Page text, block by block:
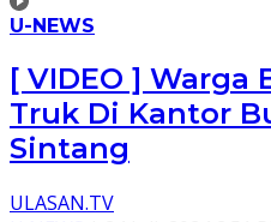
U-NEWS
[ VIDEO ] Warga
Truk Di Kantor
Sintang
ULASAN.TV